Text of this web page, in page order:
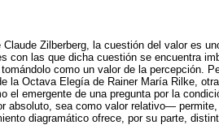
Zilberberg, la cuestión del valor es
con las que dicha cuestión se encuentra
como un valor de la percepción.
la Octava Elegía de Rainer María Rilke,
el emergente de una pregunta por la
absoluto, sea como valor relativo—
diagramático ofrece, por su parte,